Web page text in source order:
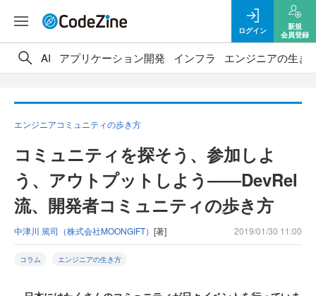
ログイン
新規
会員登録
AI アプリケーション開発 インフラ エンジニアの生き
エンジニアコミュニティの歩き方
コミュニティを探そう、参加しよ
う、アウトプットしよう――DevRel
流、開発者コミュニティの歩き方
中津川 篤司（株式会社MOONGIFT） [著] 2019/01/30 11:00
コラム エンジニアの生き方